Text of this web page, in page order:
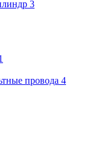
3
провода 4